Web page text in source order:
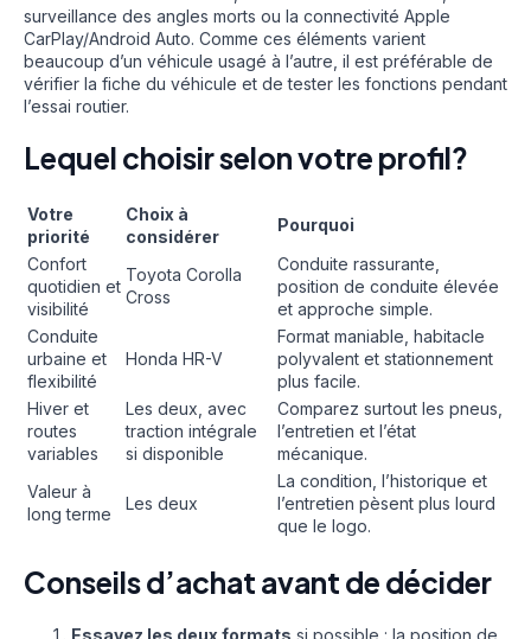
surveillance des angles morts ou la connectivité Apple
CarPlay/Android Auto. Comme ces éléments varient
beaucoup d’un véhicule usagé à l’autre, il est préférable de
vérifier la fiche du véhicule et de tester les fonctions pendant
l’essai routier.
Lequel choisir selon votre profil?
Votre
priorité
Choix à
considérer
Pourquoi
Confort
quotidien et
visibilité
Toyota Corolla
Cross
Conduite rassurante,
position de conduite élevée
et approche simple.
Conduite
urbaine et
flexibilité
Honda HR-V
Format maniable, habitacle
polyvalent et stationnement
plus facile.
Hiver et
routes
variables
Les deux, avec
traction intégrale
si disponible
Comparez surtout les pneus,
l’entretien et l’état
mécanique.
Valeur à
long terme
Les deux
La condition, l’historique et
l’entretien pèsent plus lourd
que le logo.
Conseils d’achat avant de décider
Essayez les deux formats si possible : la position de